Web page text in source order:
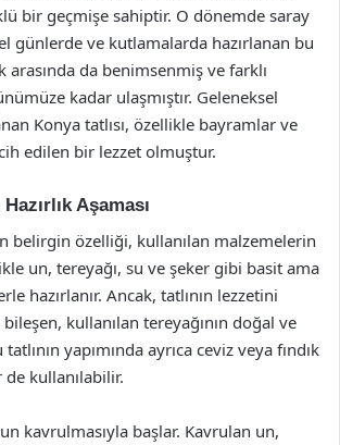
bir geçmişe sahiptir. O dönemde saray
günlerde ve kutlamalarda hazırlanan bu
arasında da benimsenmiş ve farklı
kadar ulaşmıştır. Geleneksel
Konya tatlısı, özellikle bayramlar ve
edilen bir lezzet olmuştur.
Aşaması
belirgin özelliği, kullanılan malzemelerin
un, tereyağı, su ve şeker gibi basit ama
hazırlanır. Ancak, tatlının lezzetini
kullanılan tereyağının doğal ve
yapımında ayrıca ceviz veya fındık
kullanılabilir.
kavrulmasıyla başlar. Kavrulan un,